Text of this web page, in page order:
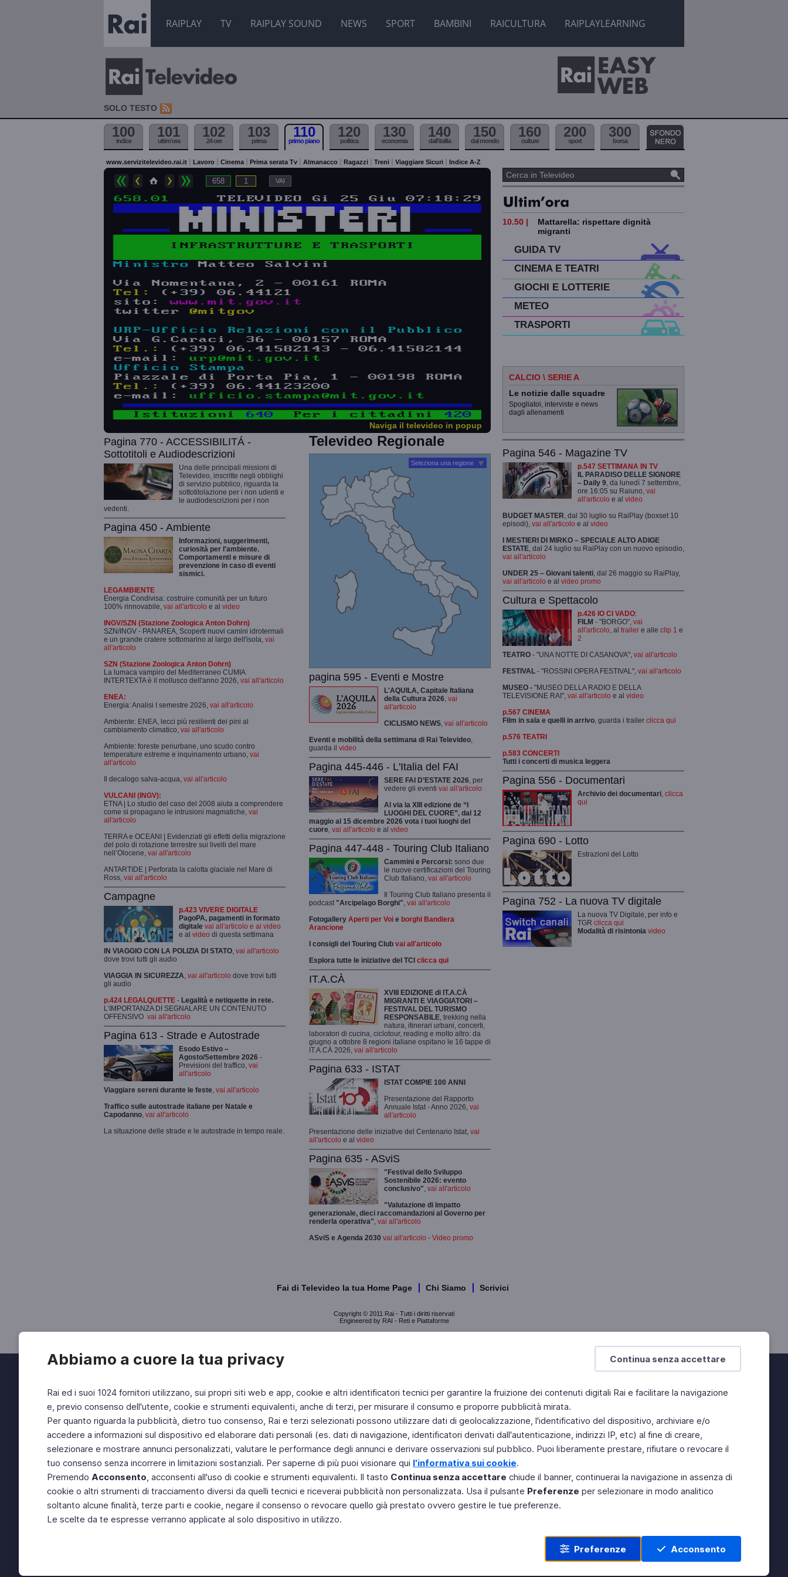
RAIPLAY TV RAIPLAY SOUND NEWS SPORT BAMBINI RAICULTURA RAIPLAYLEARNING
Continua senza accettare
Abbiamo a cuore la tua privacy
Rai ed i suoi 1024 fornitori utilizzano, sui propri siti web e app, cookie e altri identificatori tecnici per garantire la fruizione dei contenuti digitali Rai e facilitare la navigazione
e, previo consenso dell'utente, cookie e strumenti equivalenti, anche di terzi, per misurare il consumo e proporre pubblicità mirata.
Per quanto riguarda la pubblicità, dietro tuo consenso, Rai e terzi selezionati possono utilizzare dati di geolocalizzazione, l'identificativo del dispositivo, archiviare e/o
accedere a informazioni sul dispositivo ed elaborare dati personali (es. dati di navigazione, identificatori derivati dall'autenticazione, indirizzi IP, etc) al fine di creare,
selezionare e mostrare annunci personalizzati, valutare le performance degli annunci e derivare osservazioni sul pubblico. Puoi liberamente prestare, rifiutare o revocare il
tuo consenso senza incorrere in limitazioni sostanziali. Per saperne di più puoi visionare qui l'informativa sui cookie.
Premendo Acconsento, acconsenti all'uso di cookie e strumenti equivalenti. Il tasto Continua senza accettare chiude il banner, continuerai la navigazione in assenza di
cookie o altri strumenti di tracciamento diversi da quelli tecnici e riceverai pubblicità non personalizzata. Usa il pulsante Preferenze per selezionare in modo analitico
soltanto alcune finalità, terze parti e cookie, negare il consenso o revocare quello già prestato ovvero gestire le tue preferenze.
Le scelte da te espresse verranno applicate al solo dispositivo in utilizzo.
Preferenze Acconsento
SOLO TESTO
100
indice
101
ultim'ora
102
24 ore
103
prima
110
primo piano
120
politica
130
economia
140
dall'itallia
150
dal mondo
160
culture
200
sport
300
borsa
www.servizitelevideo.rai.it Lavoro Cinema Prima serata Tv Almanacco Ragazzi Treni Viaggiare Sicuri Indice A-Z
Naviga il televideo in popup
Pagina 770 - ACCESSIBILITÁ -
Sottotitoli e Audiodescrizioni
Una delle principali missioni di
Televideo, inscritte negli obblighi
di servizio pubblico, riguarda la
sottotitolazione per i non udenti e
le audiodescrizioni per i non
vedenti.
Pagina 450 - Ambiente
Informazioni, suggerimenti,
curiosità per l'ambiente.
Comportamenti e misure di
prevenzione in caso di eventi
sismici.
LEGAMBIENTE
Energia Condivisa: costruire comunità per un futuro
100% rinnovabile, vai all'articolo e al video
INGV/SZN (Stazione Zoologica Anton Dohrn)
SZN/INGV - PANAREA, Scoperti nuovi camini idrotermali
e un grande cratere sottomarino al largo dell'isola, vai
all'articolo
SZN (Stazione Zoologica Anton Dohrn)
La lumaca vampiro del Mediterraneo CUMIA
INTERTEXTA è il mollusco dell'anno 2026, vai all'articolo
ENEA:
Energia: Analisi I semestre 2026, vai all'articolo
Ambiente: ENEA, lecci più resilienti dei pini al
cambiamento climatico, vai all'articolo
Ambiente: foreste periurbane, uno scudo contro
temperature estreme e inquinamento urbano, vai
all'articolo
Il decalogo salva-acqua, vai all'articolo
VULCANI (INGV):
ETNA | Lo studio del caso del 2008 aiuta a comprendere
come si propagano le intrusioni magmatiche, vai
all'articolo
TERRA e OCEANI | Evidenziati gli effetti della migrazione
del polo di rotazione terrestre sui livelli del mare
nell’Olocene, vai all'articolo
ANTARTIDE | Perforata la calotta glaciale nel Mare di
Ross, vai all'articolo
Campagne
p.423 VIVERE DIGITALE
PagoPA, pagamenti in formato
digitale vai all'articolo e ai video
e al video di questa settimana
IN VIAGGIO CON LA POLIZIA DI STATO, vai all'articolo
dove trovi tutti gli audio
VIAGGIA IN SICUREZZA, vai all'articolo dove trovi tutti
gli audio
p.424 LEGALQUETTE - Legalità e netiquette in rete.
L’IMPORTANZA DI SEGNALARE UN CONTENUTO
OFFENSIVO vai all'articolo
Pagina 613 - Strade e Autostrade
Esodo Estivo –
Agosto/Settembre 2026 -
Previsioni del traffico, vai
all'articolo
Viaggiare sereni durante le feste, vai all'articolo
Traffico sulle autostrade italiane per Natale e
Capodanno, vai all'articolo
La situazione delle strade e le autostrade in tempo reale.
Televideo Regionale
Seleziona una regione
pagina 595 - Eventi e Mostre
L'AQUILA, Capitale Italiana
della Cultura 2026, vai
all'articolo
CICLISMO NEWS, vai all'articolo
Eventi e mobilità della settimana di Rai Televideo,
guarda il video
Pagina 445-446 - L'Italia del FAI
SERE FAI D’ESTATE 2026, per
vedere gli eventi vai all'articolo
Al via la XIII edizione de “I
LUOGHI DEL CUORE”, dal 12
maggio al 15 dicembre 2026 vota i tuoi luoghi del
cuore, vai all'articolo e al video
Pagina 447-448 - Touring Club Italiano
Cammini e Percorsi: sono due
le nuove certificazioni del Touring
Club Italiano, vai all'articolo
Il Touring Club Italiano presenta il
podcast "Arcipelago Borghi", vai all'articolo
Fotogallery Aperti per Voi e borghi Bandiera
Arancione
I consigli del Touring Club vai all'articolo
Esplora tutte le iniziative del TCI clicca qui
IT.A.CÀ
XVIII EDIZIONE di IT.A.CÀ
MIGRANTI E VIAGGIATORI –
FESTIVAL DEL TURISMO
RESPONSABILE, trekking nella
natura, itinerari urbani, concerti,
laboratori di cucina, ciclotour, reading e molto altro: da
giugno a ottobre 8 regioni italiane ospitano le 16 tappe di
IT.A.CÀ 2026, vai all'articolo
Pagina 633 - ISTAT
ISTAT COMPIE 100 ANNI
Presentazione del Rapporto
Annuale Istat - Anno 2026, vai
all'articolo
Presentazione delle iniziative del Centenario Istat, vai
all'articolo e al video
Pagina 635 - ASviS
"Festival dello Sviluppo
Sostenibile 2026: evento
conclusivo", vai all'articolo
"Valutazione di Impatto
generazionale, dieci raccomandazioni al Governo per
renderla operativa", vai all'articolo
ASviS e Agenda 2030 vai all'articolo - Video promo
10.50 |
Mattarella: rispettare dignità
migranti
GUIDA TV
CINEMA E TEATRI
GIOCHI E LOTTERIE
METEO
TRASPORTI
CALCIO \ SERIE A
Le notizie dalle squadre
Spogliatoi, interviste e news
dagli allenamenti
Pagina 546 - Magazine TV
p.547 SETTIMANA IN TV
IL PARADISO DELLE SIGNORE
– Daily 9 , da lunedì 7 settembre,
ore 16:05 su Raiuno, vai
all'articolo e al video
BUDGET MASTER , dal 30 luglio su RaiPlay (boxset 10
episodi), vai all'articolo e al video
I MESTIERI DI MIRKO – SPECIALE ALTO ADIGE
ESTATE , dal 24 luglio su RaiPlay con un nuovo episodio,
vai all'articolo
UNDER 25 – Giovani talenti , dal 26 maggio su RaiPlay,
vai all'articolo e al video promo
Cultura e Spettacolo
p.426 IO CI VADO:
FILM - "BORGO", vai
all'articolo , al trailer e alle clip 1 e
2
TEATRO - "UNA NOTTE DI CASANOVA", vai all'articolo
FESTIVAL - "ROSSINI OPERA FESTIVAL", vai all'articolo
MUSEO - "MUSEO DELLA RADIO E DELLA
TELEVISIONE RAI", vai all'articolo e al video
p.567 CINEMA
Film in sala e quelli in arrivo , guarda i trailer clicca qui
p.576 TEATRI
p.583 CONCERTI
Tutti i concerti di musica leggera
Pagina 556 - Documentari
Archivio dei documentari clicca
qui
Pagina 690 - Lotto
Estrazioni del Lotto
Pagina 752 - La nuova TV digitale
La nuova TV Digitale, per info e
TGR clicca qui
Modalità di risintonia video
Fai di Televideo la tua Home Page Chi Siamo Scrivici
Copyright © 2011 Rai - Tutti i diritti riservati
Engineered by RAI - Reti e Piattaforme